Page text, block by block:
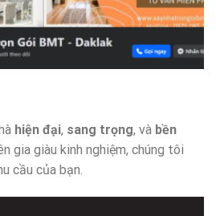
hiện đại, sang trọng, và bền
gia giàu kinh nghiệm, chúng tôi
cầu của bạn.